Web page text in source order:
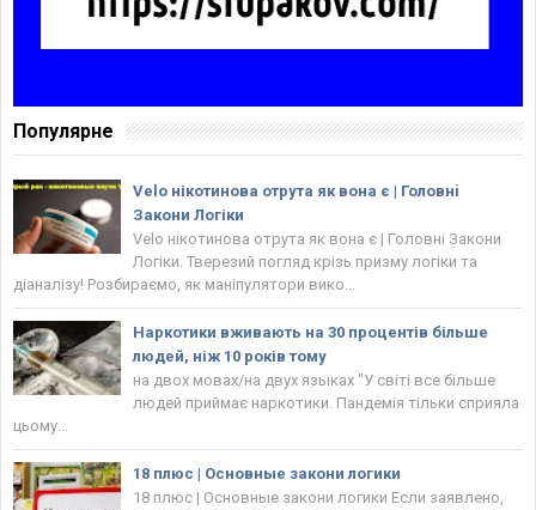
Популярне
Velo нікотинова отрута як вона є | Головнi
Закони Логіки
Velo нікотинова отрута як вона є | Головнi Закони
Логіки. Тверезий погляд крізь призму логіки та
діаналізу! Розбираємо, як маніпулятори вико...
Наркотики вживають на 30 процентів більше
людей, ніж 10 років тому
на двох мовах/на двух языках "У світі все більше
людей приймає наркотики. Пандемія тільки сприяла
цьому...
18 плюс | Основные закони логики
18 плюс | Основные закони логики Если заявлено,